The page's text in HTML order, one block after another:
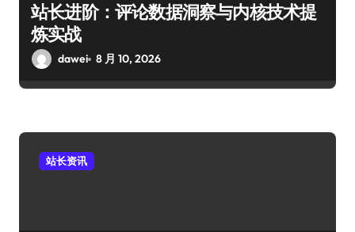
站长进阶：评论数据洞察与内核技术提
炼实战
dawei 8 月 10, 2026
站长资讯